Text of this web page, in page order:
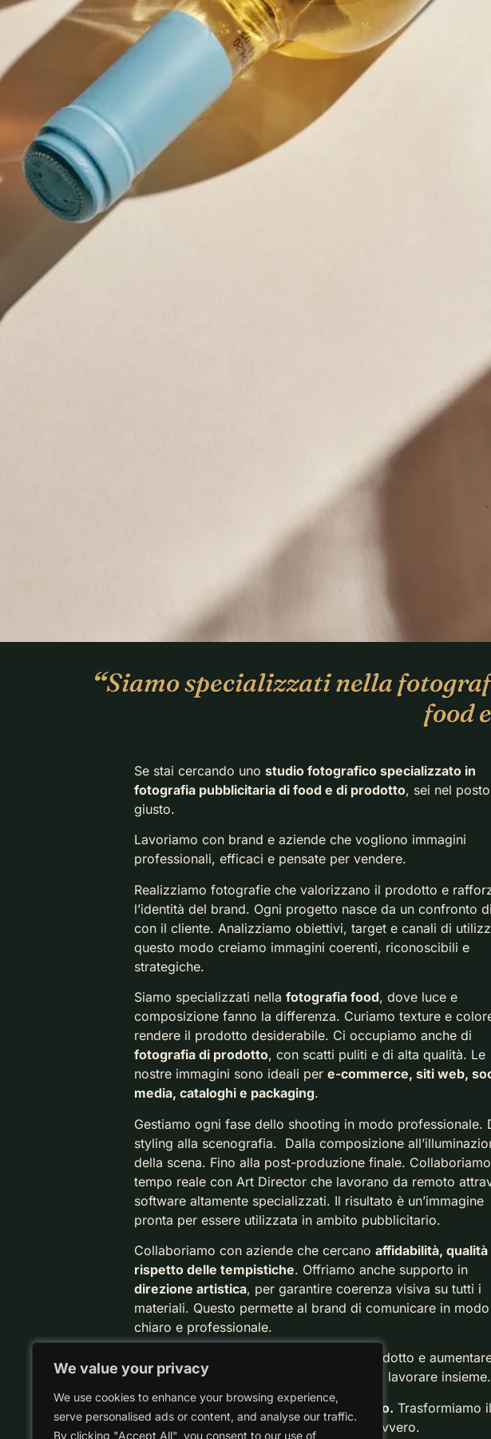
We value your privacy
We use cookies to enhance your browsing experience,
serve personalised ads or content, and analyse our traffic.
By clicking "Accept All", you consent to our use of
We value your privacy
We use cookies to enhance your browsing experience,
serve personalised ads or content, and analyse our traffic.
By clicking "Accept All", you consent to our use of
“Siamo specializzati nella
food
Se stai cercando uno studio fotografico specializzato in
fotografia pubblicitaria di food e di prodotto, sei nel posto
giusto.
Lavoriamo con brand e aziende che vogliono immagini
professionali, efficaci e pensate per vendere.
Realizziamo fotografie che valorizzano il prodotto e
l’identità del brand. Ogni progetto nasce da un confronto
con il cliente. Analizziamo obiettivi, target e canali di
questo modo creiamo immagini coerenti, riconoscibili e
strategiche.
Siamo specializzati nella fotografia food, dove luce e
composizione fanno la differenza. Curiamo texture e
rendere il prodotto desiderabile. Ci occupiamo anche di
fotografia di prodotto, con scatti puliti e di alta qualità. Le
nostre immagini sono ideali per e-commerce, siti web,
media, cataloghi e packaging.
Gestiamo ogni fase dello shooting in modo professionale.
styling alla scenografia. Dalla composizione
della scena. Fino alla post-produzione finale.
tempo reale con Art Director che lavorano da remoto
software altamente specializzati. Il risultato è un’immagine
pronta per essere utilizzata in ambito pubblicitario.
Collaboriamo con aziende che cercano affidabilità, qualità
rispetto delle tempistiche. Offriamo anche supporto in
direzione artistica, per garantire coerenza visiva su tutti i
materiali. Questo permette al brand di comunicare in modo
chiaro e professionale.
Se vuoi migliorare l’immagine del tuo prodotto e
valore percepito del tuo brand, possiamo lavorare insieme.
Contattaci per raccontarci il tuo progetto. Trasformiamo
prodotto in un’immagine che funziona davvero.